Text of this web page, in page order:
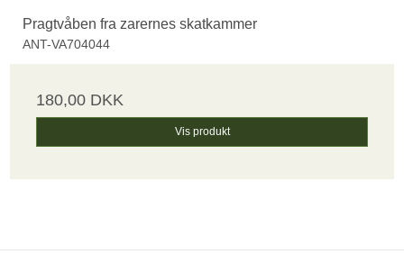
Pragtvåben fra zarernes skatkammer
ANT-VA704044
180,00 DKK
Vis produkt